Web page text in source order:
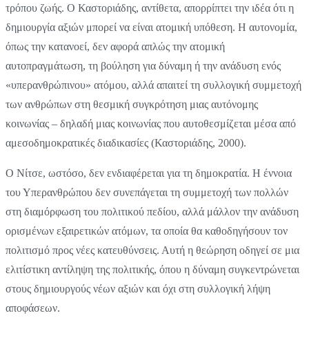
τρόπου ζωής. Ο Καστοριάδης, αντίθετα, απορρίπτει την ιδέα ότι η
δημιουργία αξιών μπορεί να είναι ατομική υπόθεση. Η αυτονομία,
όπως την κατανοεί, δεν αφορά απλώς την ατομική
αυτοπραγμάτωση, τη βούληση για δύναμη ή την ανάδυση ενός
«υπερανθρώπινου» ατόμου, αλλά απαιτεί τη συλλογική συμμετοχή
των ανθρώπων στη θεσμική συγκρότηση μιας αυτόνομης
κοινωνίας – δηλαδή μιας κοινωνίας που αυτοθεσμίζεται μέσα από
αμεσοδημοκρατικές διαδικασίες (Καστοριάδης, 2000).
Ο Νίτσε, ωστόσο, δεν ενδιαφέρεται για τη δημοκρατία. Η έννοια
του Υπερανθρώπου δεν συνεπάγεται τη συμμετοχή των πολλών
στη διαμόρφωση του πολιτικού πεδίου, αλλά μάλλον την ανάδυση
ορισμένων εξαιρετικών ατόμων, τα οποία θα καθοδηγήσουν τον
πολιτισμό προς νέες κατευθύνσεις. Αυτή η θεώρηση οδηγεί σε μια
ελιτίστικη αντίληψη της πολιτικής, όπου η δύναμη συγκεντρώνεται
στους δημιουργούς νέων αξιών και όχι στη συλλογική λήψη
αποφάσεων.